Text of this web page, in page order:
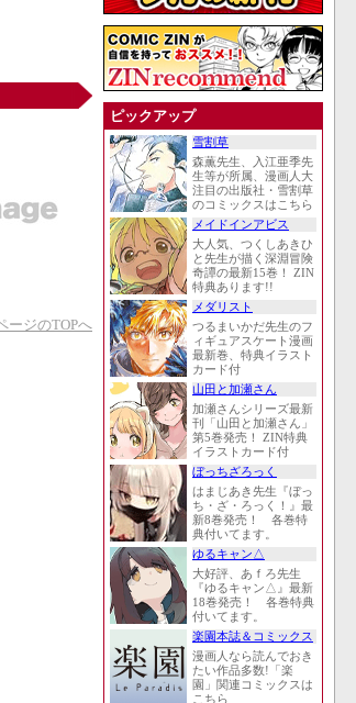
ージのTOPへ
ピックアップ
雪割草
森薫先生、入江亜季先
生等が所属、漫画人大
注目の出版社・雪割草
のコミックスはこちら
メイドインアビス
大人気、つくしあきひ
と先生が描く深淵冒険
奇譚の最新15巻！ ZIN
特典あります!!
メダリスト
つるまいかだ先生のフ
ィギュアスケート漫画
最新巻、特典イラスト
カード付
山田と加瀬さん
加瀬さんシリーズ最新
刊「山田と加瀬さん」
第5巻発売！ ZIN特典
イラストカード付
ぼっちざろっく
はまじあき先生『ぼっ
ち・ざ・ろっく！』最
新8巻発売！ 各巻特
典付いてます。
ゆるキャン△
大好評、あｆろ先生
『ゆるキャン△』最新
18巻発売！ 各巻特典
付いてます。
楽園本誌＆コミックス
漫画人なら読んでおき
たい作品多数!「楽
園」関連コミックスは
こちら